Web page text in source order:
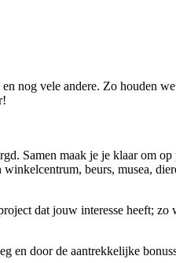
nog vele andere. Zo houden
Samen maak je je klaar om op
beurs, musea,
dat jouw interesse heeft; zo
en door de aantrekkelijke